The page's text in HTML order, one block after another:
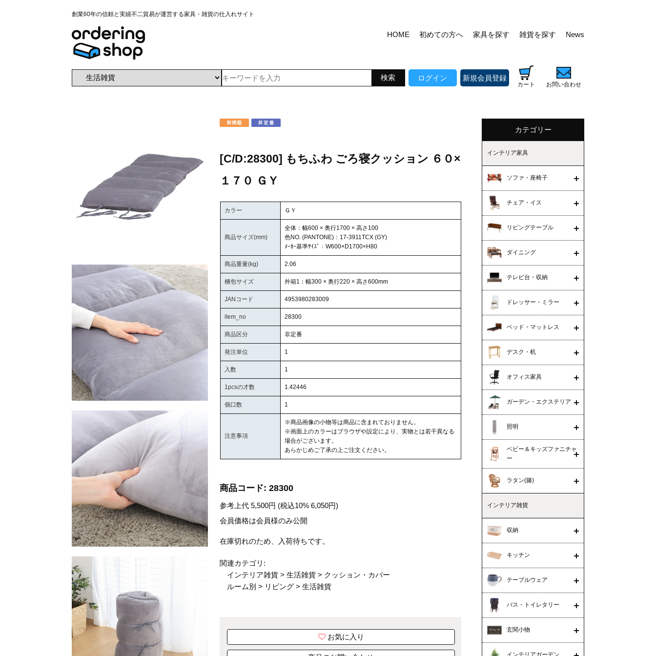
創業60年の信頼と実績不二貿易が運営する家具・雑貨の仕入れサイト
HOME 初めての方へ 家具を探す 雑貨を探す News
ログイン 新規会員登録
カート お問い合わせ
[C/D:28300] もちふわ ごろ寝クッション ６０×
１７０ ＧＹ
カラー ＧＹ
商品サイズ(mm)
全体：幅600 × 奥行1700 × 高さ100
色NO. (PANTONE)：17-3911TCX (GY)
ﾒｰｶｰ基準ｻｲｽﾞ：W600×D1700×H80
商品重量(kg) 2.06
梱包サイズ 外箱1：幅300 × 奥行220 × 高さ600mm
JANコード 4953980283009
item_no 28300
商品区分 非定番
発注単位 1
入数 1
1pcsの才数 1.42446
個口数 1
注意事項
※商品画像の小物等は商品に含まれておりません。
※画面上のカラーはブラウザや設定により、実物とは若干異なる
場合がございます。
あらかじめご了承の上ご注文ください。
商品コード: 28300
参考上代 5,500円 (税込10%6,050円)
会員価格は会員様のみ公開
在庫切れのため、入荷待ちです。
関連カテゴリ:
インテリア雑貨 >生活雑貨 > クッション・カバー
ルーム別 > リビング >生活雑貨
お気に入り
カテゴリー
インテリア家具
ソファ・座椅子
チェア・イス
リビングテーブル
ダイニング
テレビ台・収納
ドレッサー・ミラー
ベッド・マットレス
デスク・机
オフィス家具
ガーデン・エクステリア
照明
ベビー＆キッズファニチャ
ー
ラタン(籐)
インテリア雑貨
収納
キッチン
テーブルウェア
バス・トイレタリー
玄関小物
インテリアガーデン